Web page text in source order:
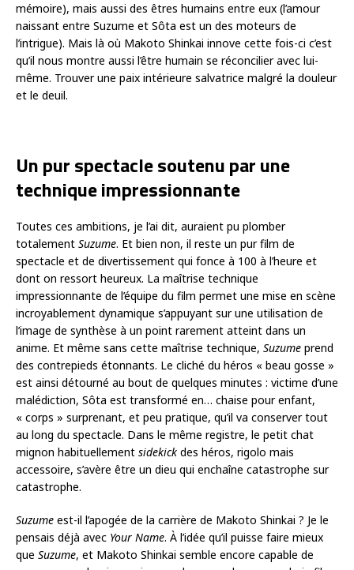
mémoire), mais aussi des êtres humains entre eux (l’amour
naissant entre Suzume et Sôta est un des moteurs de
l’intrigue). Mais là où Makoto Shinkai innove cette fois-ci c’est
qu’il nous montre aussi l’être humain se réconcilier avec lui-
même. Trouver une paix intérieure salvatrice malgré la douleur
et le deuil.
Un pur spectacle soutenu par une
technique impressionnante
Toutes ces ambitions, je l’ai dit, auraient pu plomber
totalement Suzume. Et bien non, il reste un pur film de
spectacle et de divertissement qui fonce à 100 à l’heure et
dont on ressort heureux. La maîtrise technique
impressionnante de l’équipe du film permet une mise en scène
incroyablement dynamique s’appuyant sur une utilisation de
l’image de synthèse à un point rarement atteint dans un
anime. Et même sans cette maîtrise technique, Suzume prend
des contrepieds étonnants. Le cliché du héros « beau gosse »
est ainsi détourné au bout de quelques minutes : victime d’une
malédiction, Sôta est transformé en… chaise pour enfant,
« corps » surprenant, et peu pratique, qu’il va conserver tout
au long du spectacle. Dans le même registre, le petit chat
mignon habituellement sidekick des héros, rigolo mais
accessoire, s’avère être un dieu qui enchaîne catastrophe sur
catastrophe.
Suzume est-il l’apogée de la carrière de Makoto Shinkai ? Je le
pensais déjà avec Your Name. À l’idée qu’il puisse faire mieux
que Suzume, et Makoto Shinkai semble encore capable de